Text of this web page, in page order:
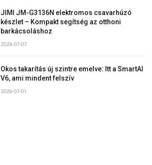
JIMI JM-G3136N elektromos csavarhúzó
készlet – Kompakt segítség az otthoni
barkácsoláshoz
2026-07-07
Okos takarítás új szintre emelve: Itt a SmartAI
V6, ami mindent felszív
2026-07-01